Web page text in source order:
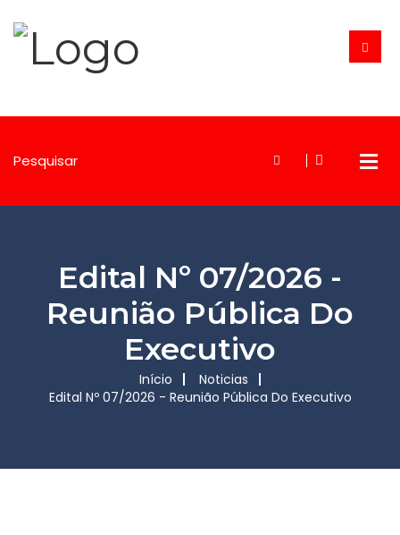
Edital Nº 07/2026 -
Reunião Pública Do
Executivo
Início
Noticias
Edital Nº 07/2026 - Reunião Pública Do Executivo